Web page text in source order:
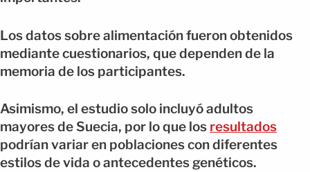
Los datos sobre alimentación fueron obtenidos
mediante cuestionarios, que dependen de la
memoria de los participantes.
Asimismo, el estudio solo incluyó adultos
mayores de Suecia, por lo que los resultados
podrían variar en poblaciones con diferentes
estilos de vida o antecedentes genéticos.